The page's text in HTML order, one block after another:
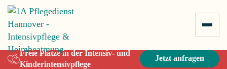
Freie Plätze in der Intensiv- und
Kinderintensivpflege
Jetzt anfragen